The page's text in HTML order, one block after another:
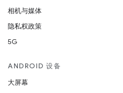
相机与媒体
隐私权政策
5G
ANDROID 设备
大屏幕